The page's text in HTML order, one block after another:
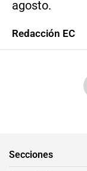
agosto.
Redacción EC
Secciones